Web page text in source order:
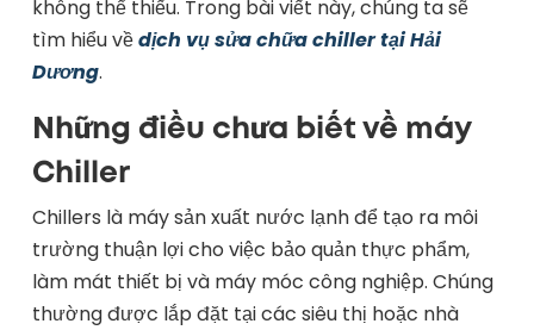
không thể thiếu. Trong bài viết này, chúng ta sẽ
tìm hiểu vềdịch vụ sửa chữa chiller tại Hải
Dương.
Những điều chưa biết về máy
Chiller
Chillers là máy sản xuất nước lạnh để tạo ra môi
trường thuận lợi cho việc bảo quản thực phẩm,
làm mát thiết bị và máy móc công nghiệp. Chúng
thường được lắp đặt tại các siêu thị hoặc nhà